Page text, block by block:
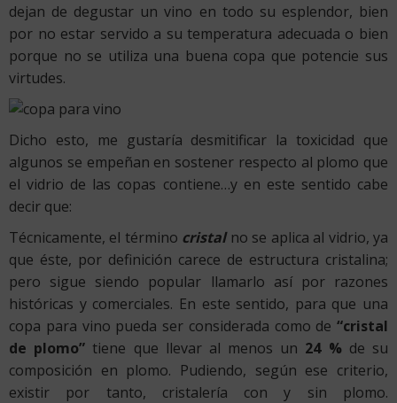
dejan de degustar un vino en todo su esplendor, bien
por no estar servido a su temperatura adecuada o bien
porque no se utiliza una buena copa que potencie sus
virtudes.
Dicho esto, me gustaría desmitificar la toxicidad que
algunos se empeñan en sostener respecto al plomo que
el vidrio de las copas contiene…y en este sentido cabe
decir que:
Técnicamente, el término cristalno se aplica al vidrio, ya
que éste, por definición carece de estructura cristalina;
pero sigue siendo popular llamarlo así por razones
históricas y comerciales. En este sentido, para que una
copa para vino pueda ser considerada como de “cristal
de plomo” tiene que llevar al menos un 24 %de su
composición en plomo. Pudiendo, según ese criterio,
existir por tanto, cristalería con y sin plomo.